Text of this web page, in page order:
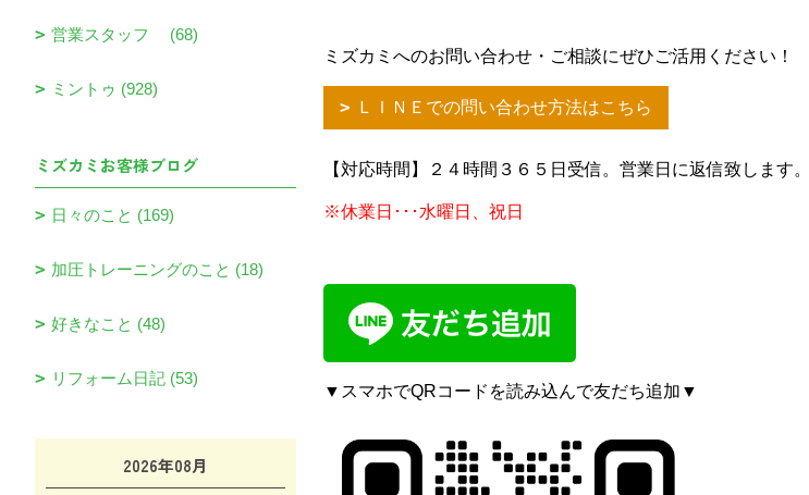
ミズカミへのお問い合わせ・ご相談にぜひご活用ください！
ＬＩＮＥでの問い合わせ方法はこちら
【対応時間】２４時間３６５日受信。営業日に返信致します。
※休業日･･･水曜日、祝日
▼スマホでQRコードを読み込んで友だち追加▼
営業スタッフ (68)
ミントゥ (928)
ミズカミお客様ブログ
日々のこと (169)
加圧トレーニングのこと (18)
好きなこと (48)
リフォーム日記 (53)
2026年08月